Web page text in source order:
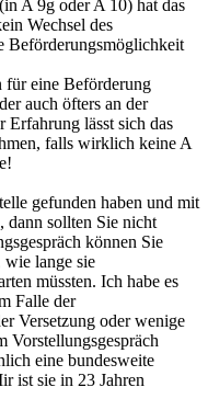
A 9g oder A 10) hat das
Wechsel des
Beförderungsmöglichkeit
für eine Beförderung
auch öfters an der
Erfahrung lässt sich das
falls wirklich keine A
gefunden haben und mit
dann sollten Sie nicht
können Sie
wie lange sie
müssten. Ich habe es
Falle der
Versetzung oder wenige
Vorstellungsgespräch
eine bundesweite
ist sie in 23 Jahren